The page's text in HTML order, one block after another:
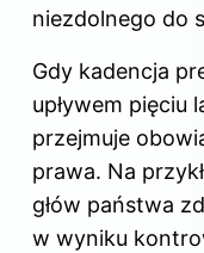
niezdolnego do
Gdy kadencja
upływem pięciu
przejmuje
prawa. Na
głów państwa
w wyniku